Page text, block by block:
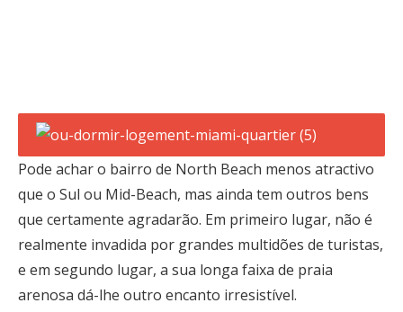
Pode achar o bairro de North Beach menos atractivo
que o Sul ou Mid-Beach, mas ainda tem outros bens
que certamente agradarão. Em primeiro lugar, não é
realmente invadida por grandes multidões de turistas,
e em segundo lugar, a sua longa faixa de praia
arenosa dá-lhe outro encanto irresistível.